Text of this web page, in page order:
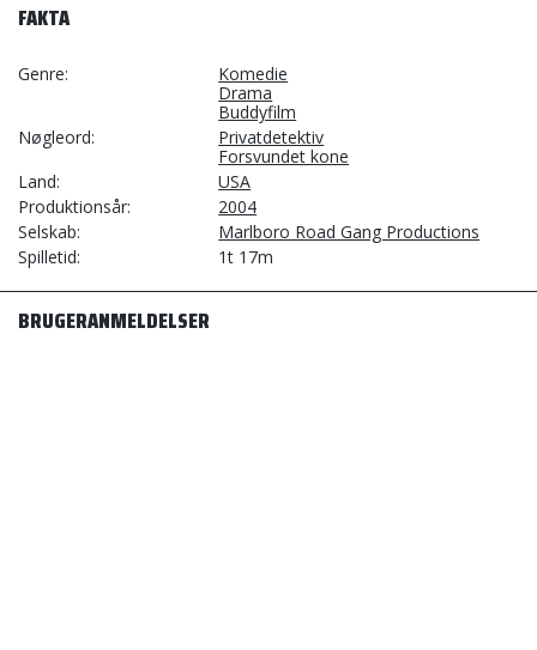
FAKTA
Genre
Komedie
Drama
Buddyfilm
Nøgleord
Privatdetektiv
Forsvundet kone
Land
USA
Produktionsår
2004
Selskab
Marlboro Road Gang Productions
Spilletid
1t 17m
BRUGERANMELDELSER